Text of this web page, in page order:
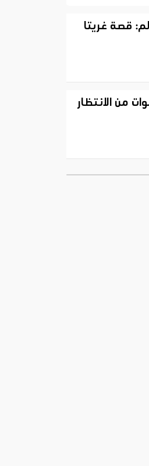
قصة غريتا
من الانتظار